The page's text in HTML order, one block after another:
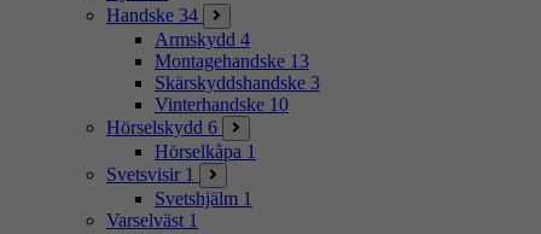
Handske 34
Armskydd 4
Montagehandske 13
Skärskyddshandske 3
Vinterhandske 10
Hörselskydd 6
Hörselkåpa 1
Svetsvisir 1
Svetshjälm 1
Varselväst 1